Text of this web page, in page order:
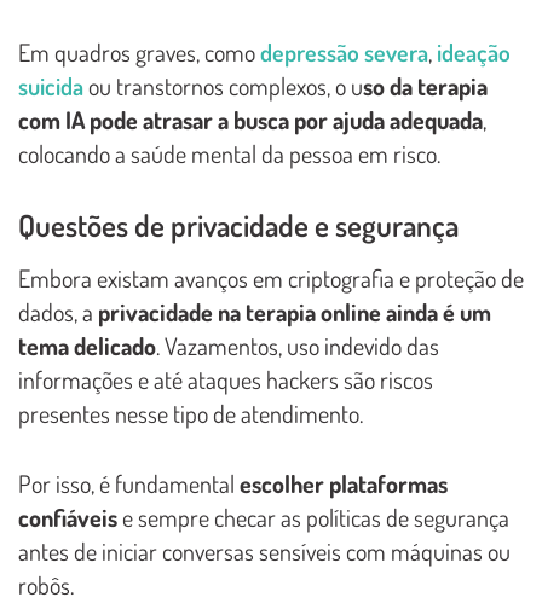
Em quadros graves, comodepressão severa,ideação
suicidaou transtornos complexos, o uso da terapia
com IA pode atrasar a busca por ajuda adequada,
colocando a saúde mental da pessoa em risco.
Questões de privacidade e segurança
Embora existam avanços em criptografia e proteção de
dados, a privacidade na terapia online ainda é um
tema delicado. Vazamentos, uso indevido das
informações e até ataques hackers são riscos
presentes nesse tipo de atendimento.
Por isso, é fundamentalescolher plataformas
confiáveise sempre checar as políticas de segurança
antes de iniciar conversas sensíveis com máquinas ou
robôs.